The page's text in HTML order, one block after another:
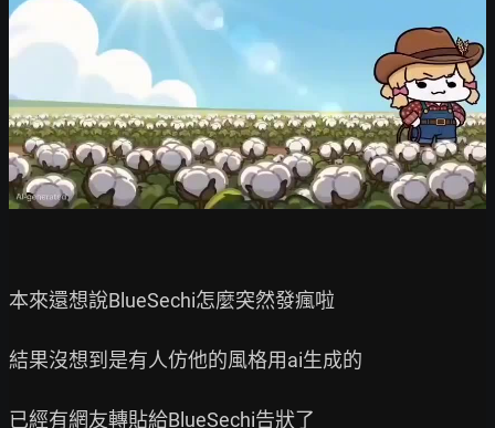
本來還想說BlueSechi怎麼突然發瘋啦
結果沒想到是有人仿他的風格用ai生成的